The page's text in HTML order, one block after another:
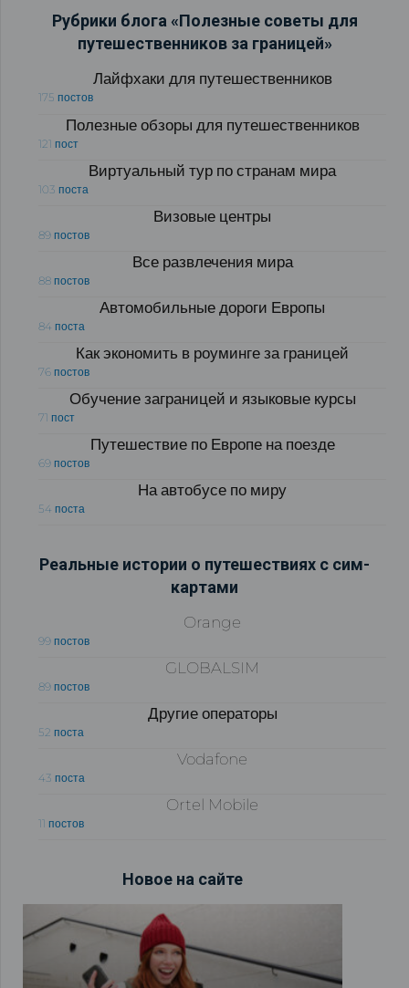
Рубрики блога «Полезные советы для
путешественников за границей»
Лайфхаки для путешественников
175 постов
Полезные обзоры для путешественников
121 пост
Виртуальный тур по странам мира
103 поста
Визовые центры
89 постов
Все развлечения мира
88 постов
Автомобильные дороги Европы
84 поста
Как экономить в роуминге за границей
76 постов
Обучение заграницей и языковые курсы
71 пост
Путешествие по Европе на поезде
69 постов
На автобусе по миру
54 поста
Реальные истории о путешествиях с сим-
картами
Orange
99 постов
GLOBALSIM
89 постов
Другие операторы
52 поста
Vodafone
43 поста
Ortel Mobile
11 постов
Новое на сайте